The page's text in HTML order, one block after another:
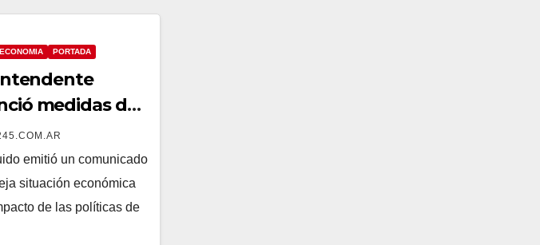
PORTADA
medidas de
priorizar
esenciales
emitió un comunicado
situación económica
de las políticas de